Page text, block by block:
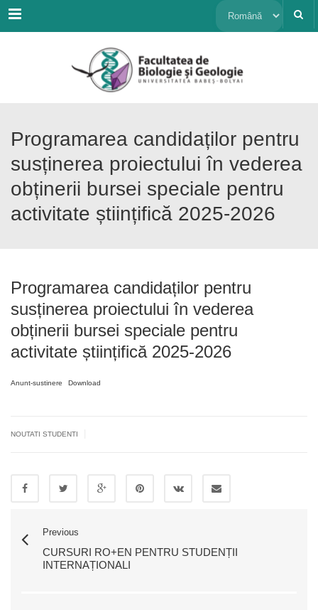
Menu Alege
limbă
Programarea candidaților pentru
susținerea proiectului în vederea
obținerii bursei speciale pentru
activitate științifică 2025-2026
Programarea candidaților pentru
susținerea proiectului în vederea
obținerii bursei speciale pentru
activitate științifică 2025-2026
Anunt-sustinere Download
NOUTATI STUDENTI
Previous
CURSURI RO+EN PENTRU STUDENȚII
INTERNAȚIONALI